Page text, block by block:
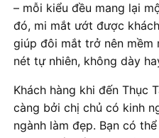
– mỗi kiểu đều mang lại
đó, mi mắt ướt được
giúp đôi mắt trở nên mềm
nét tự nhiên, không dày
Khách hàng khi đến Thục
càng bởi chị chủ có kinh
ngành làm đẹp. Bạn có